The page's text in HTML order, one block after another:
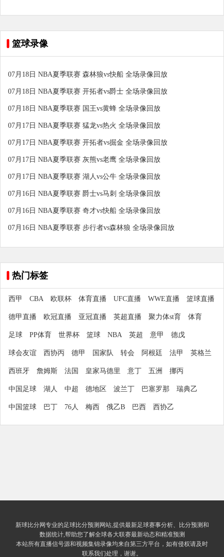
篮球录像
07月18日 NBA夏季联赛 森林狼vs快船 全场录像回放
07月18日 NBA夏季联赛 开拓者vs爵士 全场录像回放
07月18日 NBA夏季联赛 国王vs黄蜂 全场录像回放
07月17日 NBA夏季联赛 猛龙vs热火 全场录像回放
07月17日 NBA夏季联赛 开拓者vs掘金 全场录像回放
07月17日 NBA夏季联赛 灰熊vs老鹰 全场录像回放
07月17日 NBA夏季联赛 湖人vs公牛 全场录像回放
07月16日 NBA夏季联赛 爵士vs马刺 全场录像回放
07月16日 NBA夏季联赛 奇才vs快船 全场录像回放
07月16日 NBA夏季联赛 步行者vs森林狼 全场录像回放
热门标签
西甲 CBA 欧联杯 体育直播 UFC直播 WWE直播 篮球直播
德甲直播 欧冠直播 亚冠直播 英超直播 聚力体st育 体育
足球 PP体育 世界杯 篮球 NBA 英超 意甲 德戊
球会友谊 西协丙 德甲 国家队 转会 阿根廷 法甲 英格兰
西班牙 詹姆斯 法国 皇家马德里 意丁 五洲 挪丙
中国足球 湖人 中超 德地区 波兰丁 巴塞罗那 瑞典乙
中国篮球 巴丁 76人 梅西 俄乙B 巴西 西协乙
新球比分网专业的足球比分预测网站,提供最新足球赛事分析、比分预测和
数据统计,帮助您了解全球各大联赛最新动态和精准预测
本站所有直播信号源和视频集锦录像均来自第三方平台，如有侵权请及时
联系我们处理，谢谢。